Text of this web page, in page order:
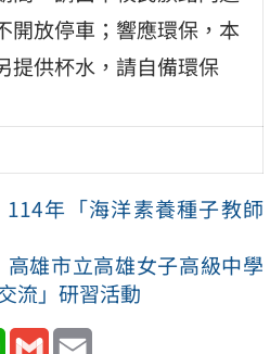
開放停車；響應環保，本
提供杯水，請自備環保
114年「海洋素養種子教師
高雄市立高雄女子高級中學
流」研習活動
WhatsApp
Gmail